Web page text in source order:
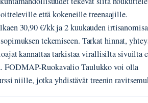
että kokeneille treenaajille.
30,90 €/kk ja 2 kuukauden
tekemiseen. Tarkat hinnat,
kannattaa tarkistaa virallisilta sivuilta
FODMAP-Ruokavalio Taulukko voi olla
niille, jotka yhdistävät treenin